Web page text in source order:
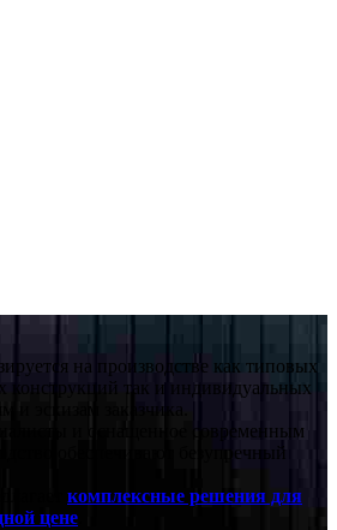
на производстве как типовых
конструкций так и индивидуальных
эскизам заказчика.
и оснащенное современным
обеспечивают безупречный
комплексные решения для
цене